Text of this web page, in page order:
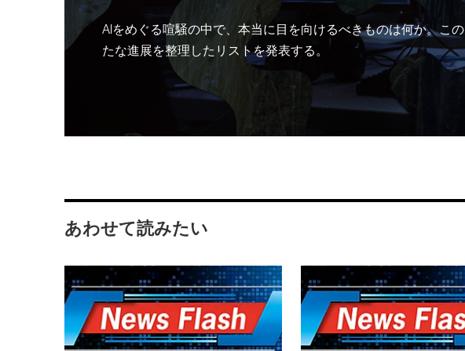
AIをめぐる喧騒の中で、本当に目を向けるべきものは何か。こ
たな進展を整理したリストを発表する。
あわせて読みたい